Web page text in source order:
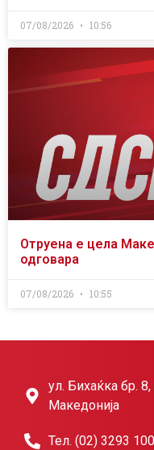
07/08/2026 10:56
Отруена е цела
одговара
07/08/2026 10:55
ул. Бихаќка бр.
Македонија
Тел. (02) 3293 100